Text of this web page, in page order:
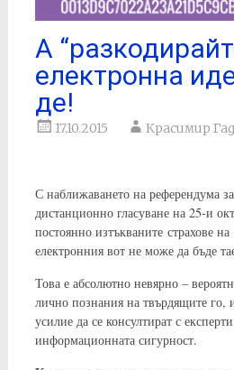
А
електронна
де!
17.10.2015 Красимир
С наближаването на референдума
дистанционно гласуване на 25-и
постоянно изтъкваните страхове
електронния вот не може да бъде
Това е абсолютно невярно –
лично познания на твърдящите го,
усилие да се консултират с
информационната сигурност.